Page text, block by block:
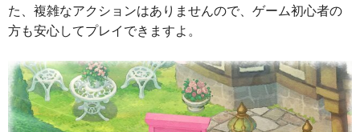
た、複雑なアクションはありませんので、ゲーム初心者の
方も安心してプレイできますよ。